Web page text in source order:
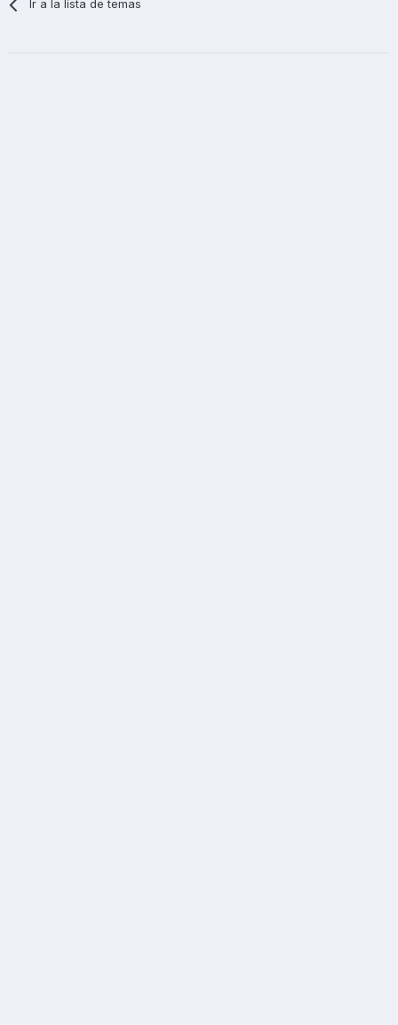
Ir a la lista de temas